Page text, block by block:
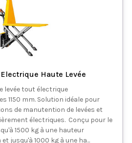
Haute Levée
levée tout électrique
1150 mm. Solution idéale pour
de manutention de levées et
électriques. Conçu pour le
1500 kg à une hauteur
jusqu'à 1000 kg à une ha...